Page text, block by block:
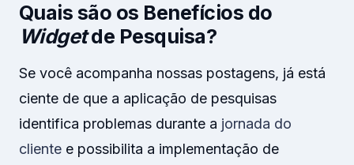
Quais são os Benefícios do
Widgetde Pesquisa?
Se você acompanha nossas postagens, já está
ciente de que a aplicação de pesquisas
identifica problemas durante a jornada do
cliente e possibilita a implementação de